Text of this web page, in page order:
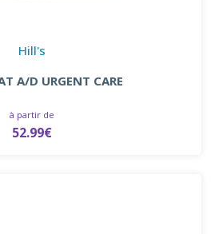
Hill's
A/D URGENT CARE
à partir de
52.99€